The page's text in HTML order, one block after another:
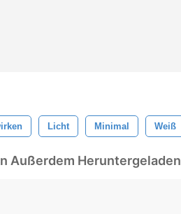
Licht Minimal Weiß
Außerdem Heruntergeladen